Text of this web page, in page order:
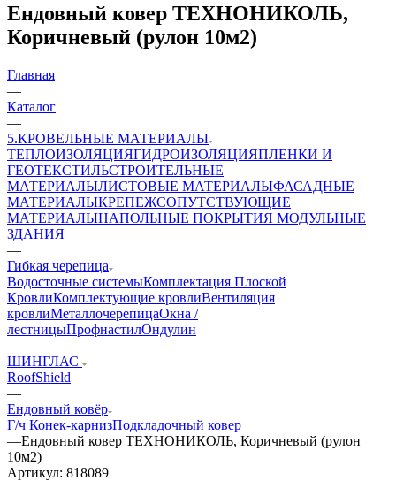
Ендовный ковер ТЕХНОНИКОЛЬ,
Коричневый (рулон 10м2)
Главная
—
Каталог
—
5.КРОВЕЛЬНЫЕ МАТЕРИАЛЫ
ТЕПЛОИЗОЛЯЦИЯГИДРОИЗОЛЯЦИЯПЛЕНКИ И
ГЕОТЕКСТИЛЬСТРОИТЕЛЬНЫЕ
МАТЕРИАЛЫЛИСТОВЫЕ МАТЕРИАЛЫФАСАДНЫЕ
МАТЕРИАЛЫКРЕПЕЖСОПУТСТВУЮЩИЕ
МАТЕРИАЛЫНАПОЛЬНЫЕ ПОКРЫТИЯ МОДУЛЬНЫЕ
ЗДАНИЯ
—
Гибкая черепица
Водосточные системыКомплектация Плоской
КровлиКомплектующие кровлиВентиляция
кровлиМеталлочерепицаОкна /
лестницыПрофнастилОндулин
—
ШИНГЛАС
RoofShield
—
Ендовный ковёр
Г/ч Конек-карнизПодкладочный ковер
—Ендовный ковер ТЕХНОНИКОЛЬ, Коричневый (рулон
10м2)
Артикул: 818089